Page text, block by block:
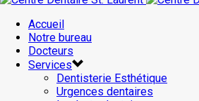
Accueil
Notre bureau
Docteurs
Services
Dentisterie Esthétique
Urgences dentaires